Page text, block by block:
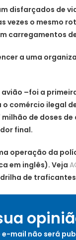
disfarçados de
vezes o mesmo
carregamentos
a uma
–foi a
comércio ilegal
milhão de doses
final.
operação da
em inglês). Veja
de
e-mail não será